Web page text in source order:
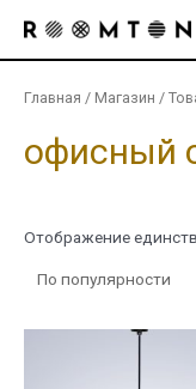
содержимому
Главная / Магазин /
офисный
Отображение